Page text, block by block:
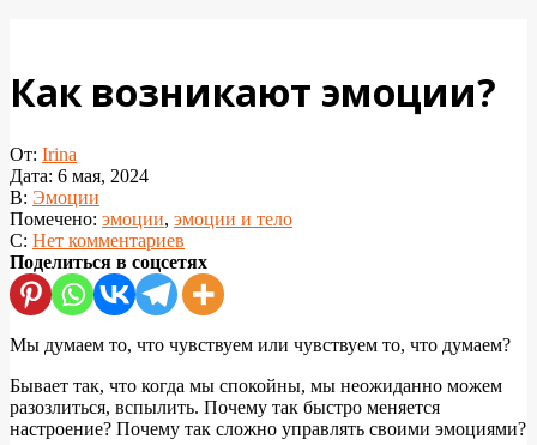
Как возникают эмоции?
От: Irina
Дата: 6 мая, 2024
В: Эмоции
Помечено: эмоции, эмоции и тело
С: Нет комментариев
Поделиться в соцсетях
Мы думаем то, что чувствуем или чувствуем то, что думаем?
Бывает так, что когда мы спокойны, мы неожиданно можем
разозлиться, вспылить. Почему так быстро меняется
настроение? Почему так сложно управлять своими эмоциями?